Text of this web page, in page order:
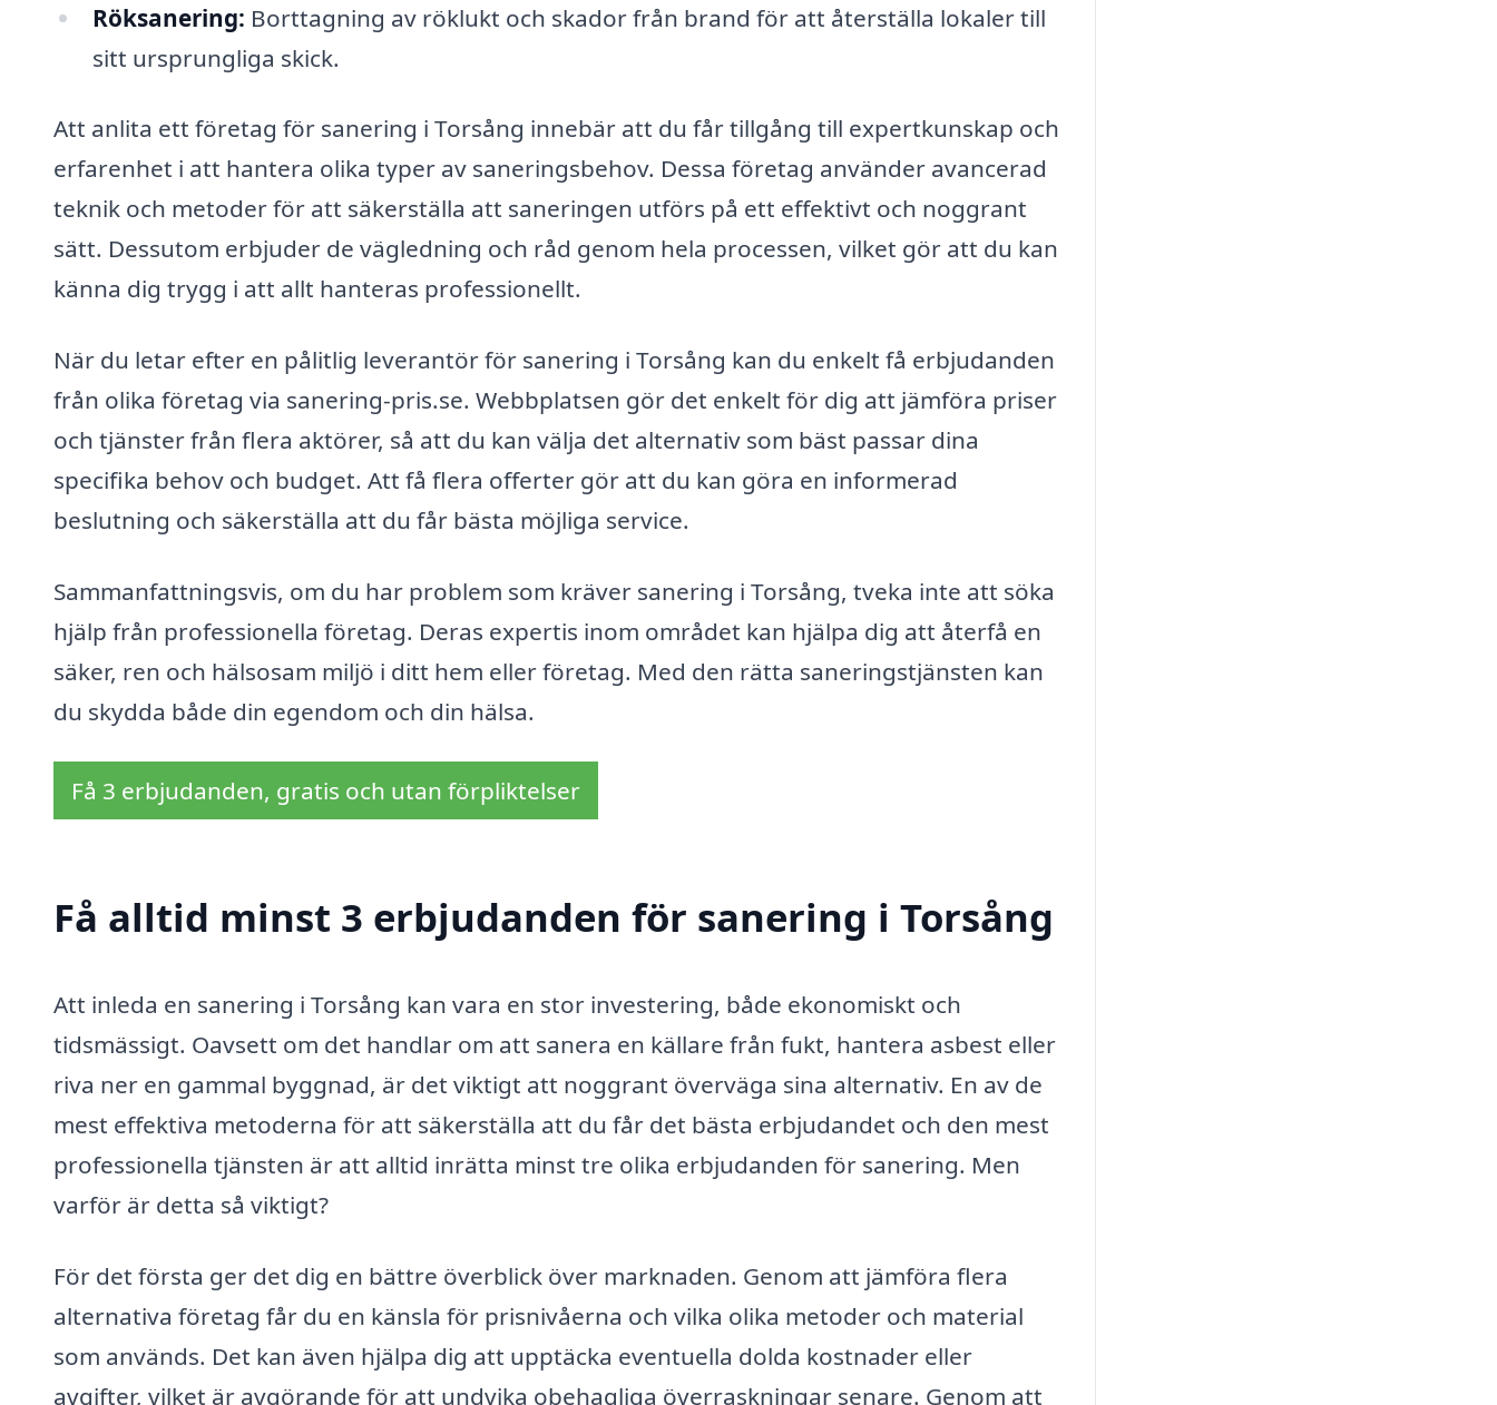
Röksanering: Borttagning av röklukt och skador från brand för att återställa lokaler till
sitt ursprungliga skick.
Att anlita ett företag för sanering i Torsång innebär att du får tillgång till expertkunskap och
erfarenhet i att hantera olika typer av saneringsbehov. Dessa företag använder avancerad
teknik och metoder för att säkerställa att saneringen utförs på ett effektivt och noggrant
sätt. Dessutom erbjuder de vägledning och råd genom hela processen, vilket gör att du kan
känna dig trygg i att allt hanteras professionellt.
När du letar efter en pålitlig leverantör för sanering i Torsång kan du enkelt få erbjudanden
från olika företag via sanering-pris.se. Webbplatsen gör det enkelt för dig att jämföra priser
och tjänster från flera aktörer, så att du kan välja det alternativ som bäst passar dina
specifika behov och budget. Att få flera offerter gör att du kan göra en informerad
beslutning och säkerställa att du får bästa möjliga service.
Sammanfattningsvis, om du har problem som kräver sanering i Torsång, tveka inte att söka
hjälp från professionella företag. Deras expertis inom området kan hjälpa dig att återfå en
säker, ren och hälsosam miljö i ditt hem eller företag. Med den rätta saneringstjänsten kan
du skydda både din egendom och din hälsa.
Få 3 erbjudanden, gratis och utan förpliktelser
Få alltid minst 3 erbjudanden för sanering i Torsång
Att inleda en sanering i Torsång kan vara en stor investering, både ekonomiskt och
tidsmässigt. Oavsett om det handlar om att sanera en källare från fukt, hantera asbest eller
riva ner en gammal byggnad, är det viktigt att noggrant överväga sina alternativ. En av de
mest effektiva metoderna för att säkerställa att du får det bästa erbjudandet och den mest
professionella tjänsten är att alltid inrätta minst tre olika erbjudanden för sanering. Men
varför är detta så viktigt?
För det första ger det dig en bättre överblick över marknaden. Genom att jämföra flera
alternativa företag får du en känsla för prisnivåerna och vilka olika metoder och material
som används. Det kan även hjälpa dig att upptäcka eventuella dolda kostnader eller
avgifter, vilket är avgörande för att undvika obehagliga överraskningar senare. Genom att